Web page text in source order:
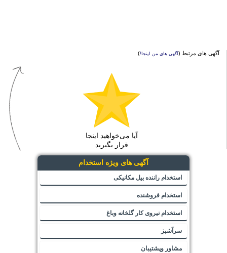
آگهی های مرتبط (آگهی های من اینجا!)
آیا می‌خواهید اینجا
قرار بگیرید
آگهی های ویژه استخدام
استخدام راننده بیل مکانیکی
استخدام فروشنده
استخدام نیروی کار گلخانه وباغ
سرآشپز
مشاور وپشتیبان